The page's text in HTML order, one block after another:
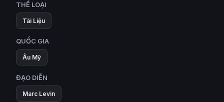
THỂ LOẠI
Tài Liệu
QUỐC GIA
Âu Mỹ
ĐẠO DIỄN
Marc Levin